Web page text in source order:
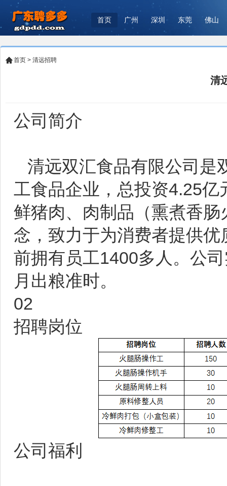
首页 广州 深圳 东莞 佛山
首页 > 清远招聘
清
公司简介
清远双汇食品有限公司是
工食品企业，总投资4.25
鲜猪肉、肉制品（熏煮香
念，致力于为消费者提供
前拥有员工1400多人。公
月出粮准时。
02
招聘岗位
公司福利